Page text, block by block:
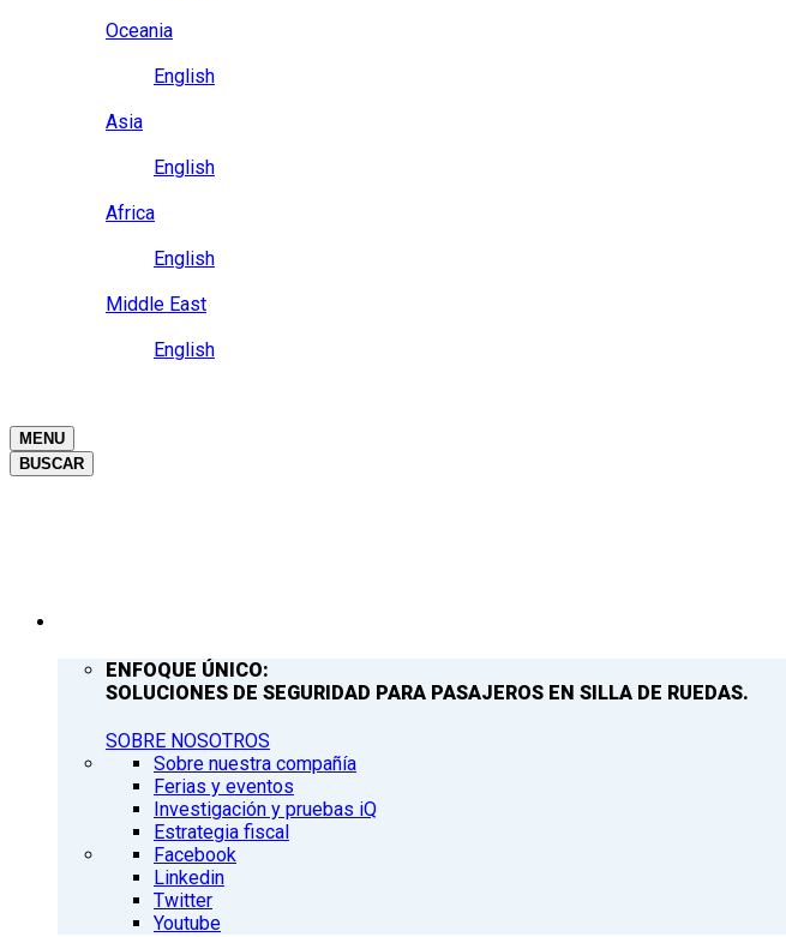
Oceania
English
Asia
English
Africa
English
Middle East
English
MENU
BUSCAR
ENFOQUE ÚNICO:
SOLUCIONES DE SEGURIDAD PARA PASAJEROS EN SILLA DE RUEDAS.
SOBRE NOSOTROS
Sobre nuestra compañía
Ferias y eventos
Investigación y pruebas iQ
Estrategia fiscal
Facebook
Linkedin
Twitter
Youtube